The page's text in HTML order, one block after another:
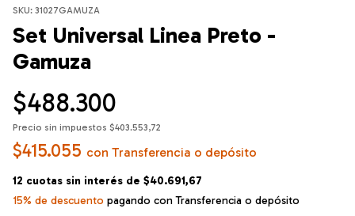
SKU: 31027GAMUZA
Set Universal Linea Preto -
Gamuza
$488.300
Precio sin impuestos $403.553,72
$415.055 con Transferencia o depósito
12 cuotas sin interés de $40.691,67
15% de descuento pagando con Transferencia o depósito